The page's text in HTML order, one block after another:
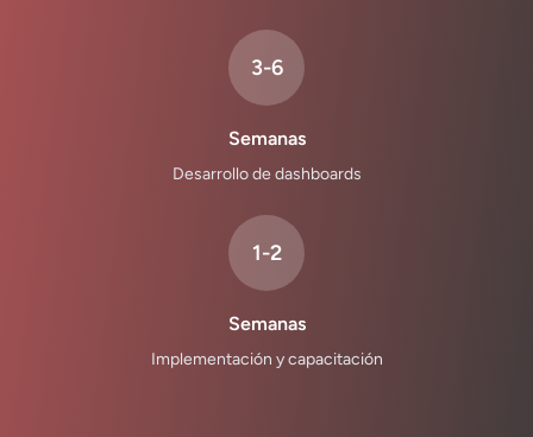
3-6
Semanas
Desarrollo de dashboards
1-2
Semanas
Implementación y capacitación